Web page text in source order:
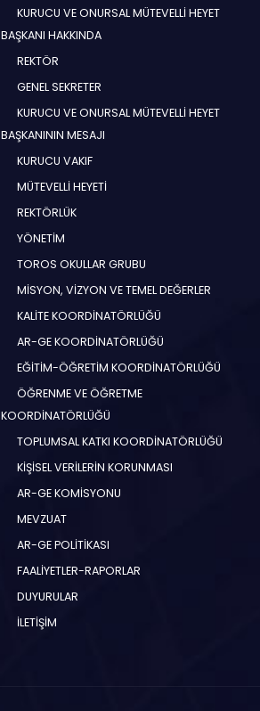
KURUCU VE ONURSAL MÜTEVELLİ HEYET
BAŞKANI HAKKINDA
REKTÖR
GENEL SEKRETER
KURUCU VE ONURSAL MÜTEVELLİ HEYET
BAŞKANININ MESAJI
KURUCU VAKIF
MÜTEVELLİ HEYETİ
REKTÖRLÜK
YÖNETİM
TOROS OKULLAR GRUBU
MİSYON, VİZYON VE TEMEL DEĞERLER
KALİTE KOORDİNATÖRLÜĞÜ
AR-GE KOORDİNATÖRLÜĞÜ
EĞİTİM-ÖĞRETİM KOORDİNATÖRLÜĞÜ
ÖĞRENME VE ÖĞRETME
KOORDİNATÖRLÜĞÜ
TOPLUMSAL KATKI KOORDİNATÖRLÜĞÜ
KİŞİSEL VERİLERİN KORUNMASI
AR-GE KOMİSYONU
MEVZUAT
AR-GE POLİTİKASI
FAALİYETLER-RAPORLAR
DUYURULAR
İLETİŞİM